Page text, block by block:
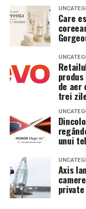
Care
de
trei
unui
Axis
private